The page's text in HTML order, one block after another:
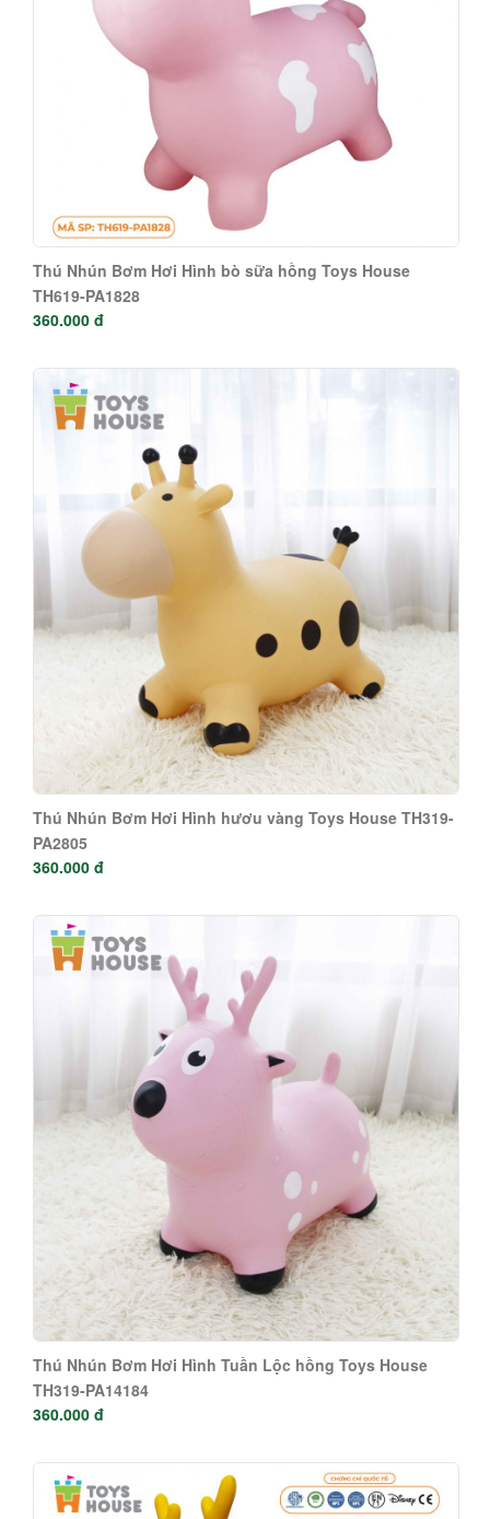
Thú Nhún Bơm Hơi Hình bò sữa hồng Toys House
TH619-PA1828
360.000 đ
Thú Nhún Bơm Hơi Hình hươu vàng Toys House TH319-
PA2805
360.000 đ
Thú Nhún Bơm Hơi Hình Tuần Lộc hồng Toys House
TH319-PA14184
360.000 đ